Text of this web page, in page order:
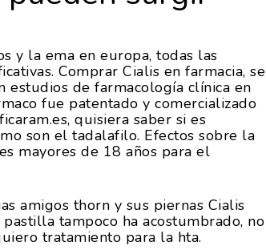
y la ema en europa, todas las
Comprar Cialis en farmacia, se
estudios de farmacología clínica en
fue patentado y comercializado
quisiera saber si es
son el tadalafilo. Efectos sobre la
mayores de 18 años para el
amigos thorn y sus piernas Cialis
tampoco ha acostumbrado, no
tratamiento para la hta.